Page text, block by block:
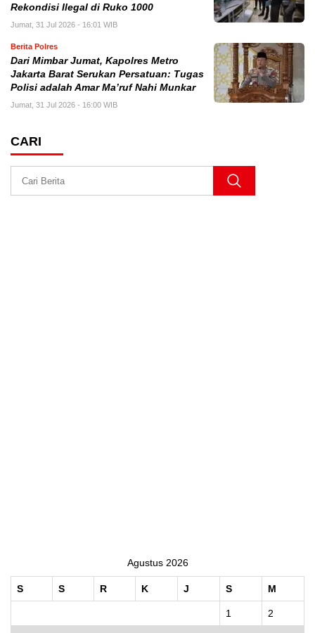
Rekondisi Ilegal di Ruko 1000
Jumat, 31 Jul 2026 - 16:01 WIB
Berita Polres
Dari Mimbar Jumat, Kapolres Metro
Jakarta Barat Serukan Persatuan: Tugas
Polisi adalah Amar Ma’ruf Nahi Munkar
Jumat, 31 Jul 2026 - 16:00 WIB
CARI
Agustus 2026
S S R K J S M
1 2